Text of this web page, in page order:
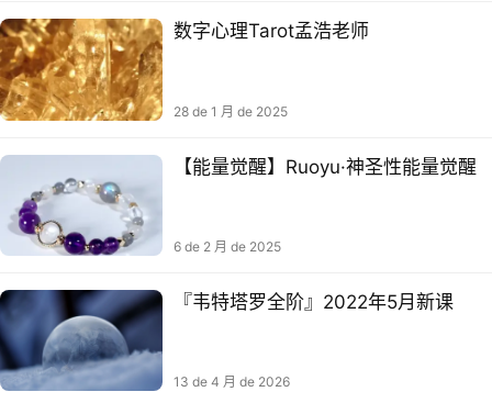
数字心理Tarot孟浩老师
28 de 1 月 de 2025
【能‮觉量‬醒】Ruoyu·神圣性能‮觉量‬醒
6 de 2 月 de 2025
『韦‮塔特‬罗全阶』2022年5月新课
13 de 4 月 de 2026